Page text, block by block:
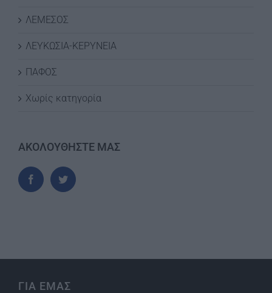
ΛΕΜΕΣΟΣ
ΛΕΥΚΩΣΙΑ-ΚΕΡΥΝΕΙΑ
ΠΑΦΟΣ
Χωρίς κατηγορία
ΑΚΟΛΟΥΘΗΣΤΕ ΜΑΣ
ΓΙΑ ΕΜΑΣ